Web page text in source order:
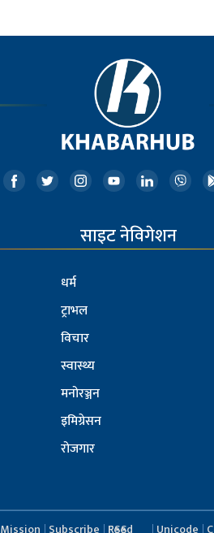
साइट नेविगेशन
धर्म
ट्राभल
विचार
स्वास्थ्य
मनोरञ्जन
इमिग्रेसन
रोजगार
Mission Subscribe RSS Feed Unicode